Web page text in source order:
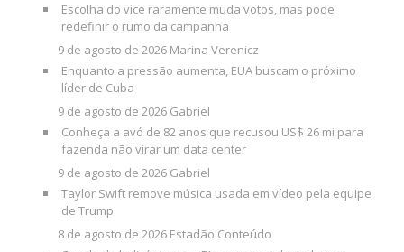
Escolha do vice raramente muda votos, mas pode
redefinir o rumo da campanha
9 de agosto de 2026 Marina Verenicz
Enquanto a pressão aumenta, EUA buscam o próximo
líder de Cuba
9 de agosto de 2026 Gabriel
Conheça a avó de 82 anos que recusou US$ 26 mi para
fazenda não virar um data center
9 de agosto de 2026 Gabriel
Taylor Swift remove música usada em vídeo pela equipe
de Trump
8 de agosto de 2026 Estadão Conteúdo